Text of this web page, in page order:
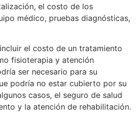
el costo de los
médico, pruebas diagnósticas,
el costo de un tratamiento
fisioterapia y atención
ser necesario para su
podría no estar cubierto por su
casos, el seguro de salud
y la atención de rehabilitación.